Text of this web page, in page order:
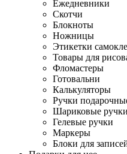
Ежедневники
Скотчи
Блокноты
Ножницы
Этикетки
Товары для
Фломастеры
Готовальни
Калькуляторы
Ручки
Шариковые ручки
Гелевые ручки
Маркеры
Блоки для